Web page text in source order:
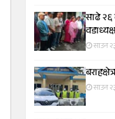
साढे
साउन
साउन